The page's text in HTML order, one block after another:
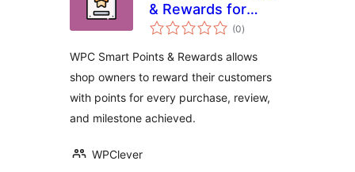
& Rewards for
WooCommerce
(0celkové
hodnotenie
)
WPC Smart Points & Rewards allows
shop owners to reward their customers
with points for every purchase, review,
and milestone achieved.
WPClever